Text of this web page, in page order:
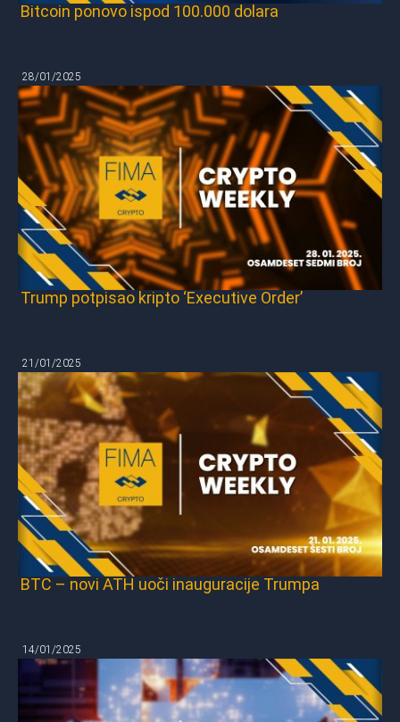
Bitcoin ponovo ispod 100.000 dolara
28/01/2025
Trump potpisao kripto ‘Executive Order’
21/01/2025
BTC – novi ATH uoči inauguracije Trumpa
14/01/2025